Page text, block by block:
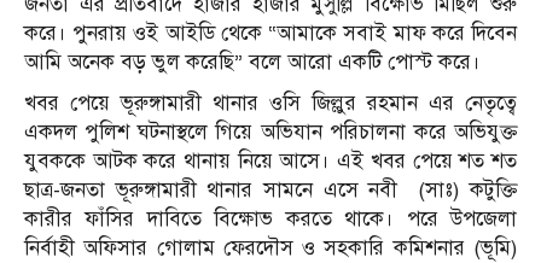
করে। পুনরায় ওই আইডি থেকে “আমাকে সবাই মাফ করে দিবেন
আমি অনেক বড় ভুল করেছি” বলে আরো একটি পোস্ট করে।
খবর পেয়ে ভূরুঙ্গামারী থানার ওসি জিল্লুর রহমান এর নেতৃত্বে
একদল পুলিশ ঘটনাস্থলে গিয়ে অভিযান পরিচালনা করে অভিযুক্ত
যুবককে আটক করে থানায় নিয়ে আসে। এই খবর পেয়ে শত শত
ছাত্র-জনতা ভূরুঙ্গামারী থানার সামনে এসে নবী (সাঃ) কটুক্তি
কারীর ফাঁসির দাবিতে বিক্ষোভ করতে থাকে। পরে উপজেলা
নির্বাহী অফিসার গোলাম ফেরদৌস ও সহকারি কমিশনার (ভূমি)